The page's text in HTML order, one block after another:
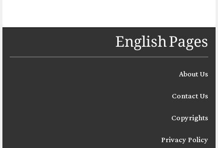
English Pages
About Us
Contact Us
Copyrights
Privacy Policy